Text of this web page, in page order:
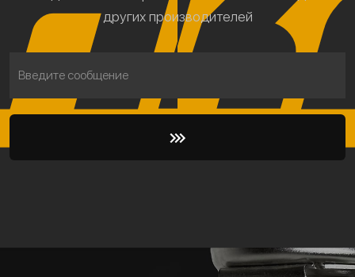
других производителей
Введите сообщение